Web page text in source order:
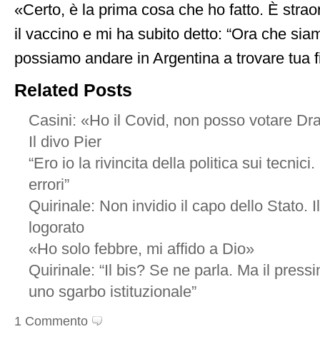
«Certo, è la prima cosa che ho fatto. È
il vaccino e mi ha subito detto: “Ora che
possiamo andare in Argentina a trovare tua
Related Posts
Casini: «Ho il Covid, non posso votare
Il divo Pier
“Ero io la rivincita della politica sui
errori”
Quirinale: Non invidio il capo dello Stato.
logorato
«Ho solo febbre, mi affido a Dio»
Quirinale: “Il bis? Se ne parla. Ma il
uno sgarbo istituzionale”
1 Commento